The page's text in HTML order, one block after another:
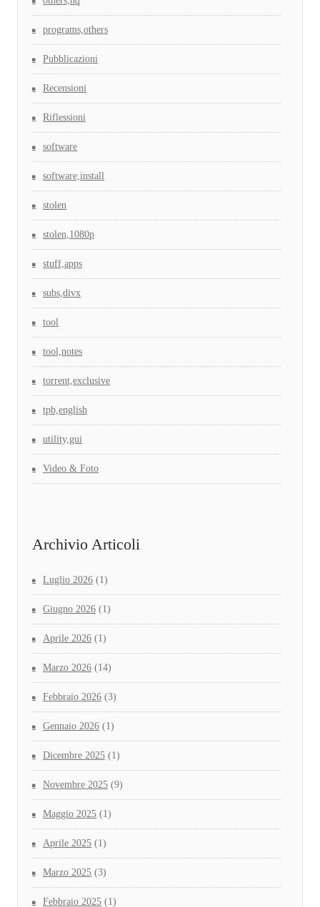
programs,others
Pubblicazioni
Recensioni
Riflessioni
software
software,install
stolen
stolen,1080p
stuff,apps
subs,divx
tool
tool,notes
torrent,exclusive
tpb,english
utility,gui
Video & Foto
Archivio Articoli
Luglio 2026 (1)
Giugno 2026 (1)
Aprile 2026 (1)
Marzo 2026 (14)
Febbraio 2026 (3)
Gennaio 2026 (1)
Dicembre 2025 (1)
Novembre 2025 (9)
Maggio 2025 (1)
Aprile 2025 (1)
Marzo 2025 (3)
Febbraio 2025 (1)